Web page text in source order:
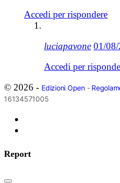
Accedi per rispondere
luciapavone 01/
Accedi per
© 2026 - Edizioni Open-
16134571005
Report